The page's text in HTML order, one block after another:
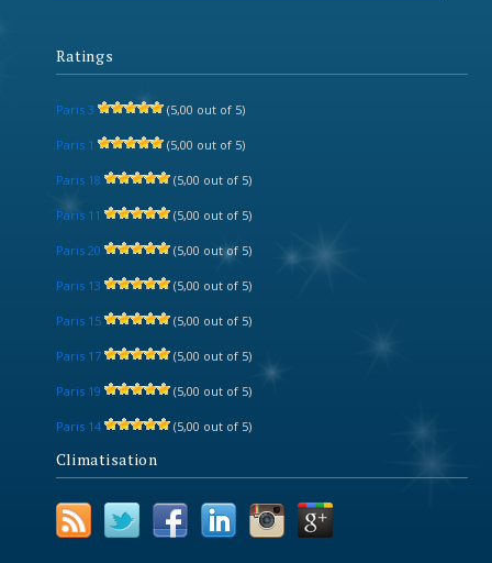
Ratings
Paris 3 (5,00 out of 5)
Paris 1 (5,00 out of 5)
Paris 18 (5,00 out of 5)
Paris 11 (5,00 out of 5)
Paris 20 (5,00 out of 5)
Paris 13 (5,00 out of 5)
Paris 15 (5,00 out of 5)
Paris 17 (5,00 out of 5)
Paris 19 (5,00 out of 5)
Paris 14 (5,00 out of 5)
Climatisation